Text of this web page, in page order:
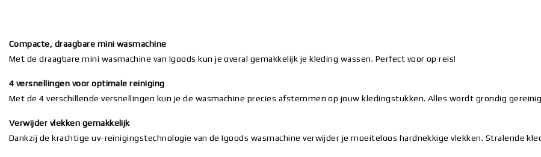
Compacte, draagbare mini wasmachine
Met de draagbare mini wasmachine van Igoods kun je overal gemakkelijk je kleding wassen. Perfect voor op reis!
4 versnellingen voor optimale reiniging
Met de 4 verschillende versnellingen kun je de wasmachine precies afstemmen op jouw kledingstukken. Alles wordt grondig
Verwijder vlekken gemakkelijk
Dankzij de krachtige uv-reinigingstechnologie van de Igoods wasmachine verwijder je moeiteloos hardnekkige vlekken. Stralende